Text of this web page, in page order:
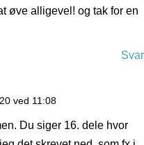
øve alligevel! og tak for en
Svar
ved 11:08
Du siger 16. dele hvor